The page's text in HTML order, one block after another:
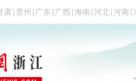
肃 贵州 广东 广西 海南 河北 河南